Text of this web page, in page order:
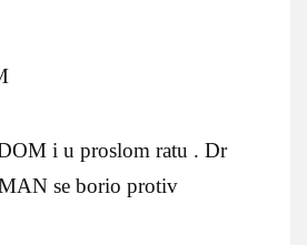
i u proslom ratu . Dr
se borio protiv